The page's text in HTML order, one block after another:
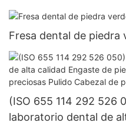
Fresa dental de piedra
(ISO 655 114 292 526
laboratorio dental de